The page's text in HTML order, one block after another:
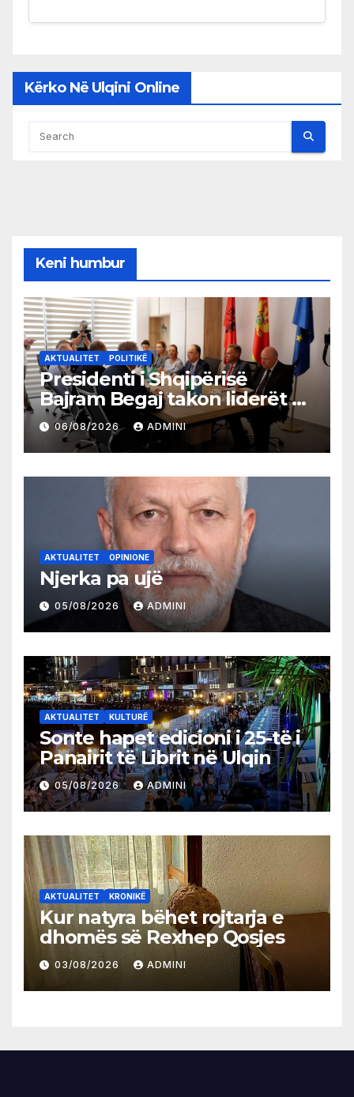
Kërko Në Ulqini Online
Keni humbur
AKTUALITET POLITIKË
Presidenti i Shqipërisë
Bajram Begaj takon liderët e
partive shqiptare në Ulqin
06/08/2026 ADMINI
AKTUALITET OPINIONE
Njerka pa ujë
05/08/2026 ADMINI
AKTUALITET KULTURË
Sonte hapet edicioni i 25-të i
Panairit të Librit në Ulqin
05/08/2026 ADMINI
AKTUALITET KRONIKË
Kur natyra bëhet rojtarja e
dhomës së Rexhep Qosjes
03/08/2026 ADMINI